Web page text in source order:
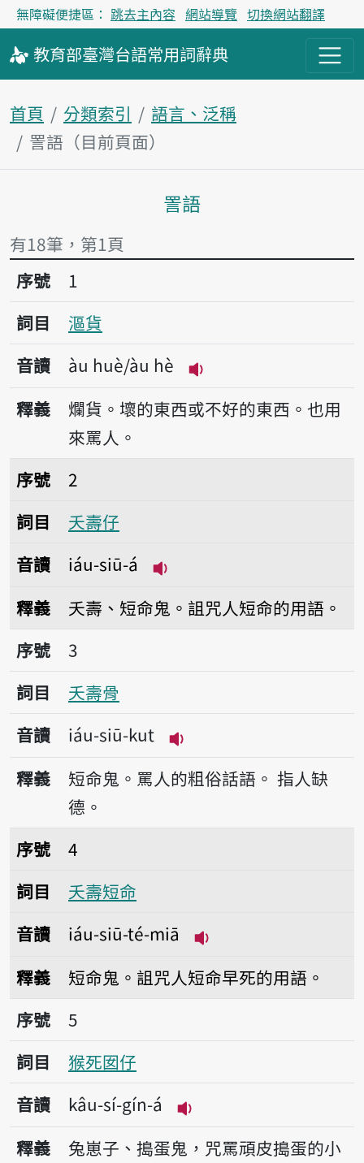
無障礙便捷區： 跳去主內容 網站導覽 切換網站翻譯
教育部臺灣台語常用詞辭典
首頁 分類索引
語言、泛稱
詈語（目前頁面）
主內容區塊
詈語
有18筆，第1頁
序號1漚貨
序號
1
詞目
漚貨
音讀
àu huè/àu hè
播放音讀àu huè/àu hè
釋義
爛貨。壞的東西或不好的東西。也用
來罵人。
序號2夭壽仔
序號
2
詞目
夭壽仔
音讀
iáu-siū-á
釋義
夭壽、短命鬼。詛咒人短命的用語。
序號3夭壽骨
序號
3
詞目
夭壽骨
音讀
iáu-siū-kut
播放音讀iáu-siū-kut
釋義 短命鬼。罵人的粗俗話語。 指人缺
德。
序號4夭壽短命
序號
4
詞目
夭壽短命
音讀
iáu-siū-té-miā
釋義
短命鬼。詛咒人短命早死的用語。
序號5猴死囡仔
序號
5
詞目
猴死囡仔
音讀
kâu-sí-gín-á
播放音讀kâu-sí-gín-á
釋義
兔崽子、搗蛋鬼，咒罵頑皮搗蛋的小